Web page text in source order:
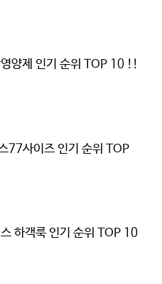
양제 인기 순위 TOP 10 !!
77사이즈 인기 순위 TOP
하객룩 인기 순위 TOP 10